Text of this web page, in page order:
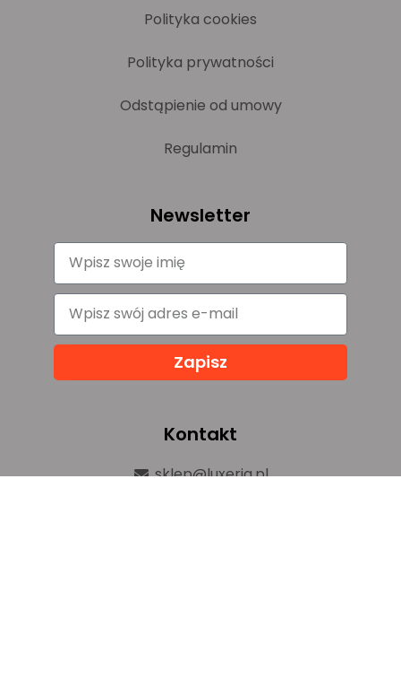
Polityka cookies
Polityka prywatności
Odstąpienie od umowy
Regulamin
Newsletter
Zapisz
Kontakt
sklep@luxeria.pl